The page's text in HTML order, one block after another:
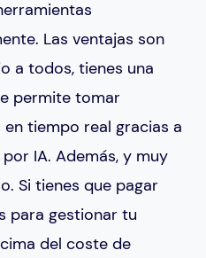
Las ventajas son
a todos, tienes una
permite tomar
tiempo real gracias a
IA. Además, y muy
Si tienes que pagar
para gestionar tu
del coste de